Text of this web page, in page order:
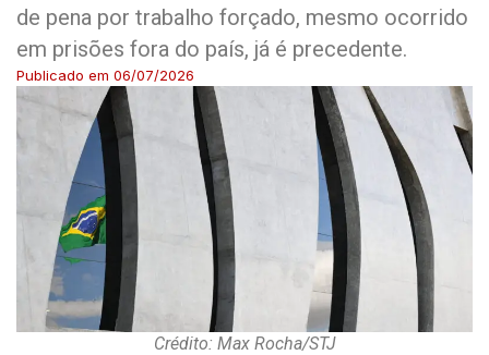
de pena por trabalho forçado, mesmo ocorrido
em prisões fora do país, já é precedente.
Publicado em 06/07/2026
Crédito: Max Rocha/STJ